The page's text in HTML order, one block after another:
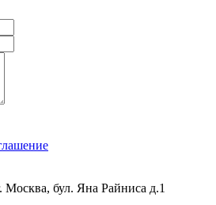
Москва, бул. Яна Райниса д.1